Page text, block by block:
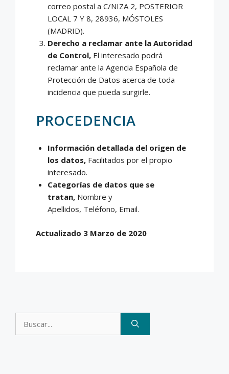
correo postal a C/NIZA 2, POSTERIOR
LOCAL 7 Y 8, 28936, MÓSTOLES
(MADRID).
Derecho a reclamar ante la Autoridad
de Control,El interesado podrá
reclamar ante la Agencia Española de
Protección de Datos acerca de toda
incidencia que pueda surgirle.
PROCEDENCIA
Información detallada del origen de
los datos,Facilitados por el propio
interesado.
Categorías de datos que se
tratan,Nombre y
Apellidos, Teléfono, Email.
Actualizado 3 Marzo de 2020